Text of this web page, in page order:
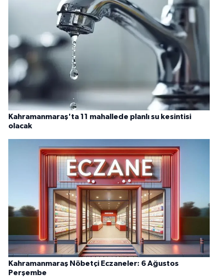
Kahramanmaraş'ta 11 mahallede planlı su kesintisi
olacak
Kahramanmaraş Nöbetçi Eczaneler: 6 Ağustos
Perşembe